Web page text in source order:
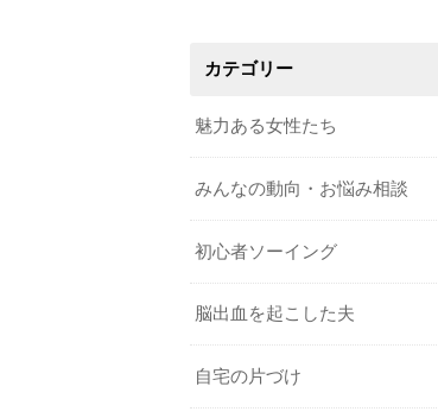
カテゴリー
魅力ある女性たち
みんなの動向・お悩み相談
初心者ソーイング
脳出血を起こした夫
自宅の片づけ